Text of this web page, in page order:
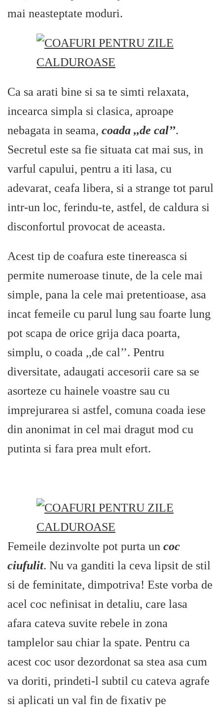
mai neasteptate moduri.
Ca sa arati bine si sa te simti relaxata,
incearca simpla si clasica, aproape
nebagata in seama, coada ,,de cal’’.
Secretul este sa fie situata cat mai sus, in
varful capului, pentru a iti lasa, cu
adevarat, ceafa libera, si a strange tot parul
intr-un loc, ferindu-te, astfel, de caldura si
disconfortul provocat de aceasta.
Acest tip de coafura este tinereasca si
permite numeroase tinute, de la cele mai
simple, pana la cele mai pretentioase, asa
incat femeile cu parul lung sau foarte lung
pot scapa de orice grija daca poarta,
simplu, o coada ,,de cal’’. Pentru
diversitate, adaugati accesorii care sa se
asorteze cu hainele voastre sau cu
imprejurarea si astfel, comuna coada iese
din anonimat in cel mai dragut mod cu
putinta si fara prea mult efort.
Femeile dezinvolte pot purta un coc
ciufulit. Nu va ganditi la ceva lipsit de stil
si de feminitate, dimpotriva! Este vorba de
acel coc nefinisat in detaliu, care lasa
afara cateva suvite rebele in zona
tamplelor sau chiar la spate. Pentru ca
acest coc usor dezordonat sa stea asa cum
va doriti, prindeti-l subtil cu cateva agrafe
si aplicati un val fin de fixativ pe